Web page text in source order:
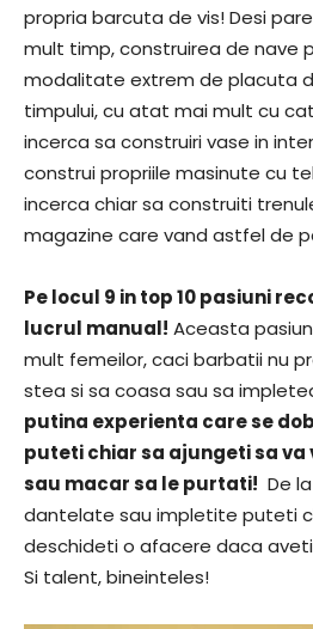
propria barcuta de vis! Desi
mult timp, construirea de nave
modalitate extrem de placuta
timpului, cu atat mai mult cu
incerca sa construiri vase in
construi propriile masinute cu
incerca chiar sa construiti
magazine care vand astfel de
Pe locul 9 in top 10 pasiuni
lucrul manual! Aceasta
mult femeilor, caci barbatii nu
stea si sa coasa sau sa
putina experienta care se
puteti chiar sa ajungeti sa
sau macar sa le purtati! De
dantelate sau impletite puteti
deschideti o afacere daca
Si talent, bineinteles!